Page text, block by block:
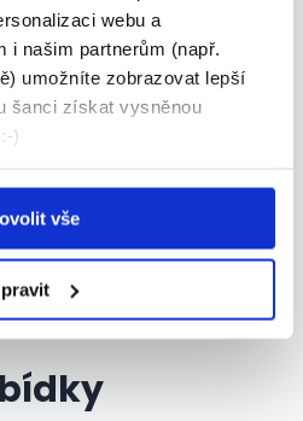
webu a
i našim partnerům (např.
umožníte zobrazovat lepší
šanci získat vysněnou
)
vše